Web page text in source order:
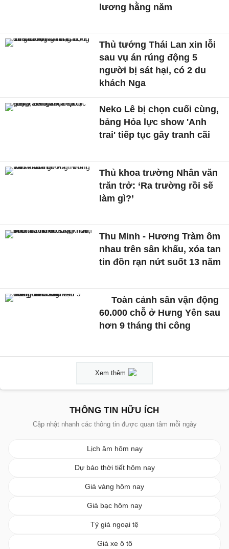
lương hằng năm
Thủ tướng Thái Lan xin lỗi
sau vụ án rúng động 5
người bị sát hại, có 2 du
khách Nga
Neko Lê bị chọn cuối cùng,
bảng Hỏa lực show 'Anh
trai' tiếp tục gây tranh cãi
Thủ khoa trường Nhân văn
trăn trở: ‘Ra trường rồi sẽ
làm gì?’
Thu Minh - Hương Tràm ôm
nhau trên sân khấu, xóa tan
tin đồn rạn nứt suốt 13 năm
Toàn cảnh sân vận động
60.000 chỗ ở Hưng Yên sau
hơn 9 tháng thi công
Xem thêm
THÔNG TIN HỮU ÍCH
Cập nhật nhanh các thông tin được quan tâm mỗi ngày
Lịch âm hôm nay
Dự báo thời tiết hôm nay
Giá vàng hôm nay
Giá bạc hôm nay
Tỷ giá ngoại tệ
Giá xe ô tô